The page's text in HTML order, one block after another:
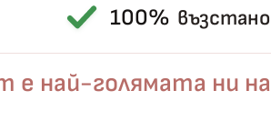
100%
е най-голямата ни